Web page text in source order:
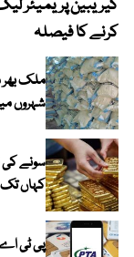
کرنے کا فیصلہ
ملک بھر
شہروں میں 20 کلو تھیلا 100
سونے کی
کہاں تک
پی ٹی اے